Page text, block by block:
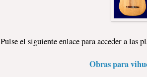
Pulse el siguiente enlace para acceder a las
Obras para